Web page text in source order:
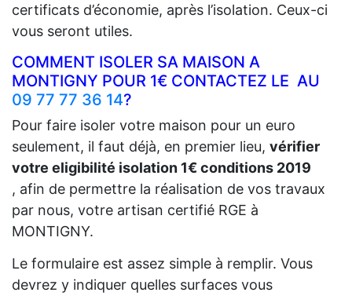
certificats d’économie, après l’isolation. Ceux-ci
vous seront utiles.
COMMENT ISOLER SA MAISON A
MONTIGNY POUR 1€ CONTACTEZ LE AU
09 77 77 36 14?
Pour faire isoler votre maison pour un euro
seulement, il faut déjà, en premier lieu, vérifier
votre eligibilité isolation 1€ conditions 2019
, afin de permettre la réalisation de vos travaux
par nous, votre artisan certifié RGE à
MONTIGNY.
Le formulaire est assez simple à remplir. Vous
devrez y indiquer quelles surfaces vous